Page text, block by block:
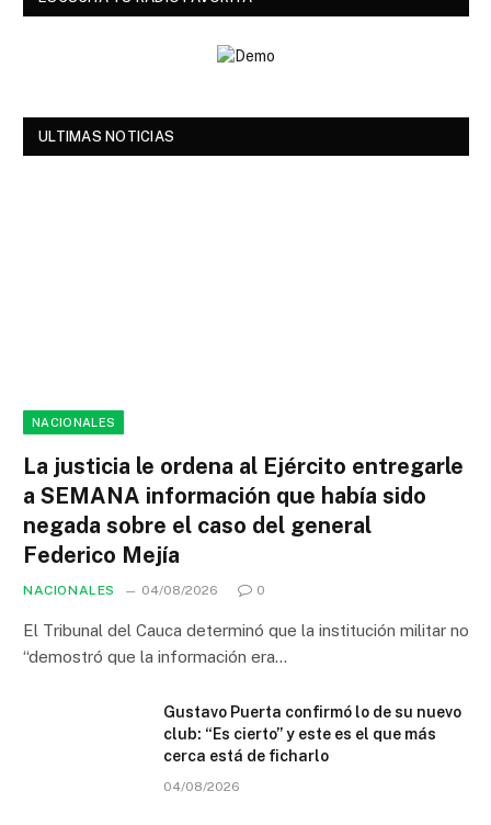
ULTIMAS NOTICIAS
NACIONALES
La justicia le ordena al Ejército entregarle
a SEMANA información que había sido
negada sobre el caso del general
Federico Mejía
NACIONALES 04/08/2026 0
El Tribunal del Cauca determinó que la institución militar no
“demostró que la información era…
Gustavo Puerta confirmó lo de su nuevo
club: “Es cierto” y este es el que más
cerca está de ficharlo
04/08/2026